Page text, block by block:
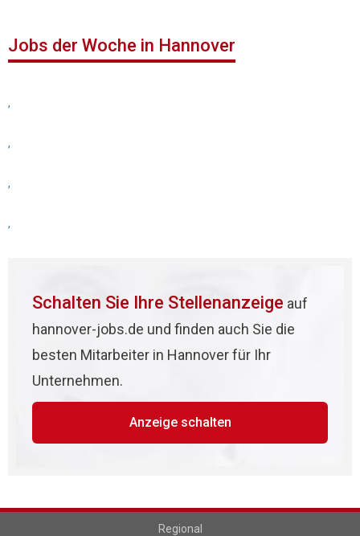
Jobs der Woche in Hannover
,
,
,
,
Schalten Sie Ihre Stellenanzeige auf
hannover-jobs.de und finden auch Sie die
besten Mitarbeiter in Hannover für Ihr
Unternehmen.
Anzeige schalten
Regional